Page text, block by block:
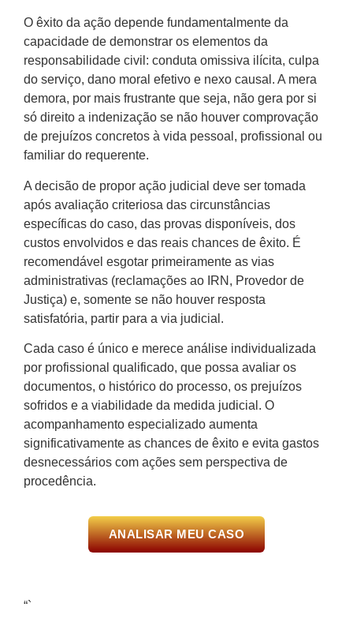
O êxito da ação depende fundamentalmente da
capacidade de demonstrar os elementos da
responsabilidade civil: conduta omissiva ilícita, culpa
do serviço, dano moral efetivo e nexo causal. A mera
demora, por mais frustrante que seja, não gera por si
só direito a indenização se não houver comprovação
de prejuízos concretos à vida pessoal, profissional ou
familiar do requerente.
A decisão de propor ação judicial deve ser tomada
após avaliação criteriosa das circunstâncias
específicas do caso, das provas disponíveis, dos
custos envolvidos e das reais chances de êxito. É
recomendável esgotar primeiramente as vias
administrativas (reclamações ao IRN, Provedor de
Justiça) e, somente se não houver resposta
satisfatória, partir para a via judicial.
Cada caso é único e merece análise individualizada
por profissional qualificado, que possa avaliar os
documentos, o histórico do processo, os prejuízos
sofridos e a viabilidade da medida judicial. O
acompanhamento especializado aumenta
significativamente as chances de êxito e evita gastos
desnecessários com ações sem perspectiva de
procedência.
ANALISAR MEU CASO
“`